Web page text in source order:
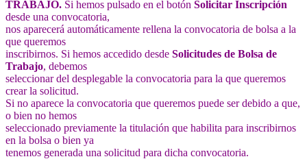
TRABAJO. Si hemos pulsado en el botón Solicitar Inscripción
desde una convocatoria,
nos aparecerá automáticamente rellena la convocatoria de bolsa a la
que queremos
inscribirnos. Si hemos accedido desde Solicitudes de Bolsa de
Trabajo, debemos
seleccionar del desplegable la convocatoria para la que queremos
crear la solicitud.
Si no aparece la convocatoria que queremos puede ser debido a que,
o bien no hemos
seleccionado previamente la titulación que habilita para inscribirnos
en la bolsa o bien ya
tenemos generada una solicitud para dicha convocatoria.